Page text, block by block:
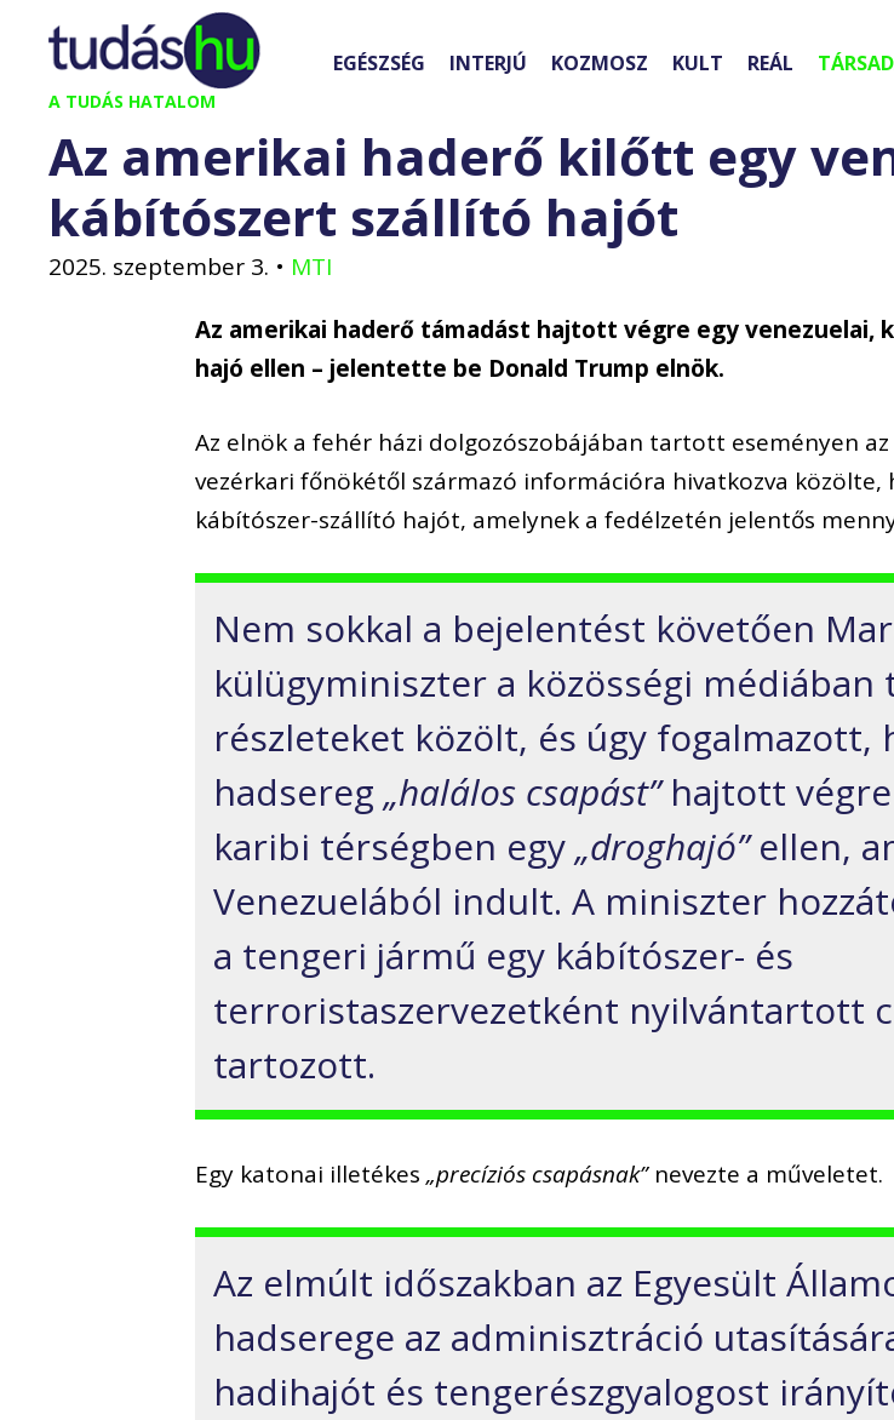
Kilépés
tartalomba
A TUDÁS HATALOM
EGÉSZSÉG INTERJÚ KOZMOSZ KULT REÁL
Az amerikai haderő kilőtt egy
kábítószert szállító hajót
2025. szeptember 3. • MTI
Az amerikai haderő támadást hajtott végre egy venezuelai,
hajó ellen – jelentette be Donald Trump elnök.
Az elnök a fehér házi dolgozószobájában tartott eseményen
vezérkari főnökétől származó információra hivatkozva közölte,
kábítószer-szállító hajót, amelynek a fedélzetén jelentős
Nem sokkal a bejelentést követően
külügyminiszter a közösségi médiában
részleteket közölt, és úgy fogalmazott,
hadsereg„halálos csapást”hajtott végre
karibi térségben egy„droghajó”ellen,
Venezuelából indult. A miniszter
a tengeri jármű egy kábítószer- és
terroristaszervezetként nyilvántartott
tartozott.
Egy katonai illetékes„precíziós csapásnak”nevezte a műveletet.
Az elmúlt időszakban az Egyesült
hadserege az adminisztráció
hadihajót és tengerészgyalogost